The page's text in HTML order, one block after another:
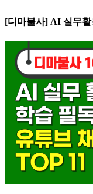
[디마불사] AI 실무활